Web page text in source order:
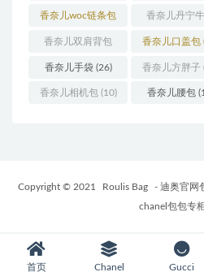
香奈儿woc链条包
(11)
香奈儿丹宁
(12)
香奈儿双肩背包
(13)
香奈儿口盖包
香奈儿手袋(26) 香奈儿方胖子
香奈儿相机包(10) 香奈儿腰包
Copyright © 2021 Roulis Bag - 迪奥官网
chanel包包专
首页 Chanel Gucci